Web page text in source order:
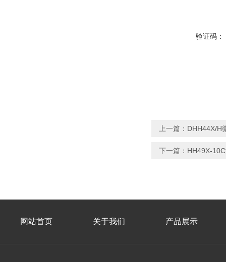
验证码：
上一篇： DHH44X/H
下一篇： HH49X-
网站首页 关于我们 产品展示